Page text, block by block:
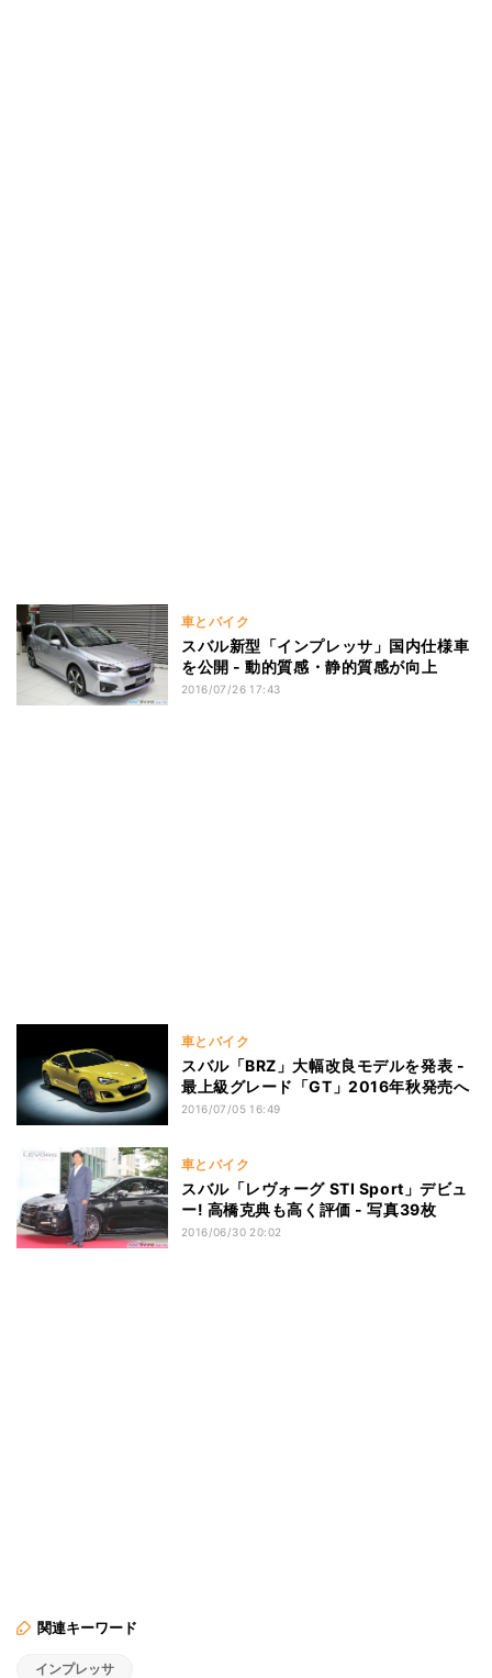
車とバイク
スバル新型「インプレッサ」国内仕様車
を公開 - 動的質感・静的質感が向上
2016/07/26 17:43
車とバイク
スバル「BRZ」大幅改良モデルを発表 -
最上級グレード「GT」2016年秋発売へ
2016/07/05 16:49
車とバイク
スバル「レヴォーグ STI Sport」デビュ
ー! 高橋克典も高く評価 - 写真39枚
2016/06/30 20:02
関連キーワード
インプレッサ